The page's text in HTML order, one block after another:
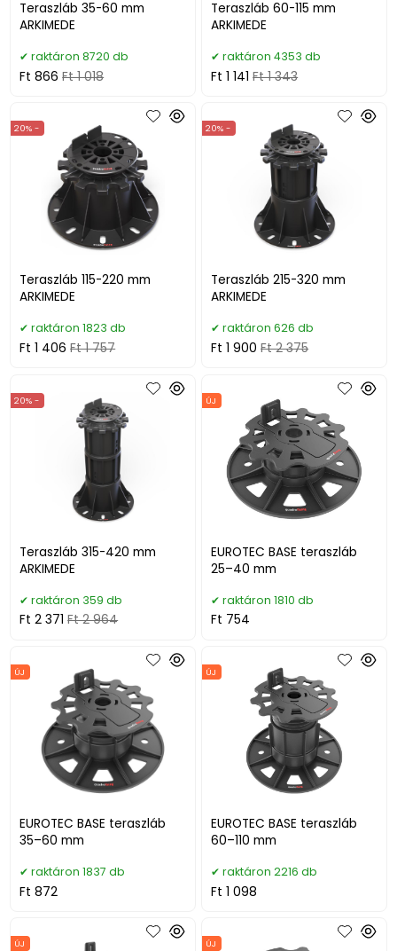
Teraszláb 35-60 mm
ARKIMEDE
raktáron 8720 db
Ft 866 Ft 1 018
Teraszláb 60-115 mm
ARKIMEDE
raktáron 4353 db
Ft 1 141 Ft 1 343
Teraszláb 115-220 mm
ARKIMEDE
20% -
raktáron 1823 db
Ft 1 406 Ft 1 757
Teraszláb 215-320 mm
ARKIMEDE
20% -
raktáron 626 db
Ft 1 900 Ft 2 375
Teraszláb 315-420 mm
ARKIMEDE
20% -
raktáron 359 db
Ft 2 371 Ft 2 964
EUROTEC BASE teraszláb
25–40 mm
ÚJ
raktáron 1810 db
Ft 754
EUROTEC BASE teraszláb
35–60 mm
ÚJ
raktáron 1837 db
Ft 872
EUROTEC BASE teraszláb
60–110 mm
ÚJ
raktáron 2216 db
Ft 1 098
ÚJ ÚJ